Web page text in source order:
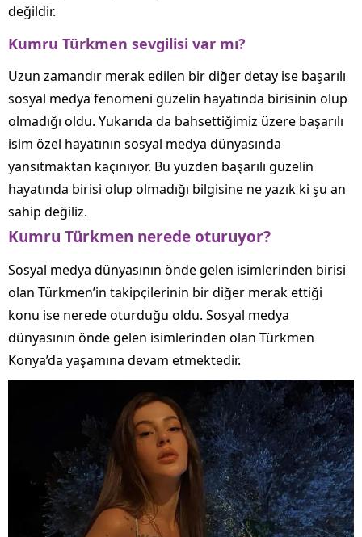
değildir.
Kumru Türkmen sevgilisi var mı?
Uzun zamandır merak edilen bir diğer detay ise başarılı
sosyal medya fenomeni güzelin hayatında birisinin olup
olmadığı oldu. Yukarıda da bahsettiğimiz üzere başarılı
isim özel hayatının sosyal medya dünyasında
yansıtmaktan kaçınıyor. Bu yüzden başarılı güzelin
hayatında birisi olup olmadığı bilgisine ne yazık ki şu an
sahip değiliz.
Kumru Türkmen nerede oturuyor?
Sosyal medya dünyasının önde gelen isimlerinden birisi
olan Türkmen’in takipçilerinin bir diğer merak ettiği
konu ise nerede oturduğu oldu. Sosyal medya
dünyasının önde gelen isimlerinden olan Türkmen
Konya’da yaşamına devam etmektedir.